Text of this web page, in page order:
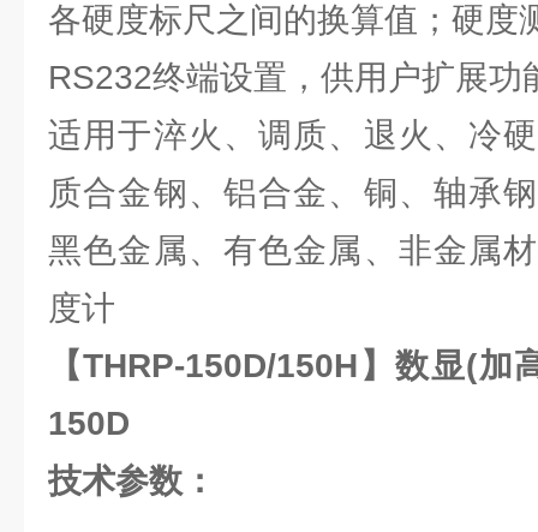
各硬度标尺之间的换算值；硬度
RS232终端设置，供用户扩展功
适用于淬火、调质、退火、冷
质合金钢、铝合金、铜、轴承
黑色金属、有色金属、非金属
度计
【THRP-150D/150H】数显(
150D
技术参数：